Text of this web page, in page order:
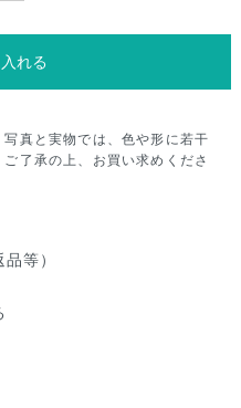
れる
真と実物では、色や形に若干
了承の上、お買い求めくださ
等）